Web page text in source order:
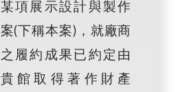
某項展示設計與製作
案(下稱本案)，就廠商
之履約成果已約定由
貴館取得著作財產